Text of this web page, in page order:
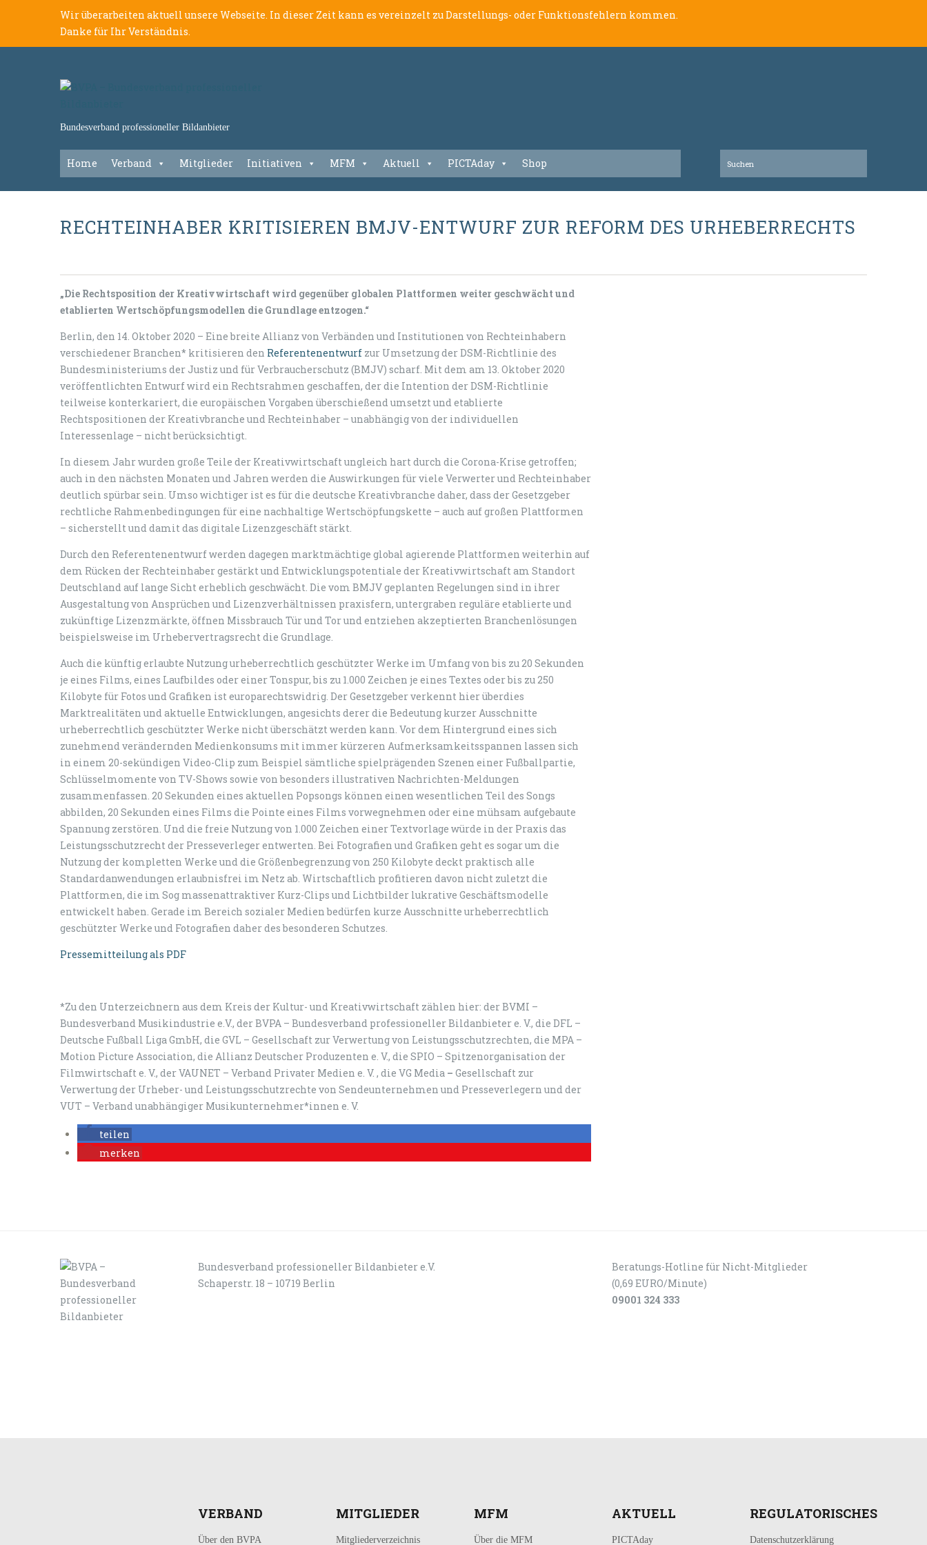
Wir überarbeiten aktuell unsere Webseite. In dieser Zeit kann es vereinzelt zu Darstellungs- oder Funktionsfehlern kommen.
Danke für Ihr Verständnis.
Bundesverband professioneller Bildanbieter
Home Verband Mitglieder Initiativen MFM Aktuell PICTAday Shop
RECHTEINHABER KRITISIEREN BMJV-ENTWURF ZUR REFORM DES URHEBERRECHTS
„Die Rechtsposition der Kreativwirtschaft wird gegenüber globalen Plattformen weiter geschwächt und
etablierten Wertschöpfungsmodellen die Grundlage entzogen.“
Berlin, den 14. Oktober 2020 – Eine breite Allianz von Verbänden und Institutionen von Rechteinhabern
verschiedener Branchen* kritisieren den Referentenentwurf zur Umsetzung der DSM-Richtlinie des
Bundesministeriums der Justiz und für Verbraucherschutz (BMJV) scharf. Mit dem am 13. Oktober 2020
veröffentlichten Entwurf wird ein Rechtsrahmen geschaffen, der die Intention der DSM-Richtlinie
teilweise konterkariert, die europäischen Vorgaben überschießend umsetzt und etablierte
Rechtspositionen der Kreativbranche und Rechteinhaber – unabhängig von der individuellen
Interessenlage – nicht berücksichtigt.
In diesem Jahr wurden große Teile der Kreativwirtschaft ungleich hart durch die Corona-Krise getroffen;
auch in den nächsten Monaten und Jahren werden die Auswirkungen für viele Verwerter und Rechteinhaber
deutlich spürbar sein. Umso wichtiger ist es für die deutsche Kreativbranche daher, dass der Gesetzgeber
rechtliche Rahmenbedingungen für eine nachhaltige Wertschöpfungskette – auch auf großen Plattformen
– sicherstellt und damit das digitale Lizenzgeschäft stärkt.
Durch den Referentenentwurf werden dagegen marktmächtige global agierende Plattformen weiterhin auf
dem Rücken der Rechteinhaber gestärkt und Entwicklungspotentiale der Kreativwirtschaft am Standort
Deutschland auf lange Sicht erheblich geschwächt. Die vom BMJV geplanten Regelungen sind in ihrer
Ausgestaltung von Ansprüchen und Lizenzverhältnissen praxisfern, untergraben reguläre etablierte und
zukünftige Lizenzmärkte, öffnen Missbrauch Tür und Tor und entziehen akzeptierten Branchenlösungen
beispielsweise im Urhebervertragsrecht die Grundlage.
Auch die künftig erlaubte Nutzung urheberrechtlich geschützter Werke im Umfang von bis zu 20 Sekunden
je eines Films, eines Laufbildes oder einer Tonspur, bis zu 1.000 Zeichen je eines Textes oder bis zu 250
Kilobyte für Fotos und Grafiken ist europarechtswidrig. Der Gesetzgeber verkennt hier überdies
Marktrealitäten und aktuelle Entwicklungen, angesichts derer die Bedeutung kurzer Ausschnitte
urheberrechtlich geschützter Werke nicht überschätzt werden kann. Vor dem Hintergrund eines sich
zunehmend verändernden Medienkonsums mit immer kürzeren Aufmerksamkeitsspannen lassen sich
in einem 20-sekündigen Video-Clip zum Beispiel sämtliche spielprägenden Szenen einer Fußballpartie,
Schlüsselmomente von TV-Shows sowie von besonders illustrativen Nachrichten-Meldungen
zusammenfassen. 20 Sekunden eines aktuellen Popsongs können einen wesentlichen Teil des Songs
abbilden, 20 Sekunden eines Films die Pointe eines Films vorwegnehmen oder eine mühsam aufgebaute
Spannung zerstören. Und die freie Nutzung von 1.000 Zeichen einer Textvorlage würde in der Praxis das
Leistungsschutzrecht der Presseverleger entwerten. Bei Fotografien und Grafiken geht es sogar um die
Nutzung der kompletten Werke und die Größenbegrenzung von 250 Kilobyte deckt praktisch alle
Standardanwendungen erlaubnisfrei im Netz ab. Wirtschaftlich profitieren davon nicht zuletzt die
Plattformen, die im Sog massenattraktiver Kurz-Clips und Lichtbilder lukrative Geschäftsmodelle
entwickelt haben. Gerade im Bereich sozialer Medien bedürfen kurze Ausschnitte urheberrechtlich
geschützter Werke und Fotografien daher des besonderen Schutzes.
Pressemitteilung als PDF
*Zu den Unterzeichnern aus dem Kreis der Kultur- und Kreativwirtschaft zählen hier: der BVMI –
Bundesverband Musikindustrie e.V., der BVPA – Bundesverband professioneller Bildanbieter e. V., die DFL –
Deutsche Fußball Liga GmbH, die GVL – Gesellschaft zur Verwertung von Leistungsschutzrechten, die MPA –
Motion Picture Association, die Allianz Deutscher Produzenten e. V., die SPIO – Spitzenorganisation der
Filmwirtschaft e. V., der VAUNET – Verband Privater Medien e. V. , die VG Media – Gesellschaft zur
Verwertung der Urheber- und Leistungsschutzrechte von Sendeunternehmen und Presseverlegern und der
VUT – Verband unabhängiger Musikunternehmer*innen e. V.
teilen
merken
Bundesverband professioneller Bildanbieter e.V.
Schaperstr. 18 – 10719 Berlin
Beratungs-Hotline für Nicht-Mitglieder
(0,69 EURO/Minute)
09001 324 333
VERBAND
Über den BVPA
MITGLIEDER
Mitgliederverzeichnis
MFM
Über die MFM
AKTUELL
PICTAday
REGULATORISCHES
Datenschutzerklärung